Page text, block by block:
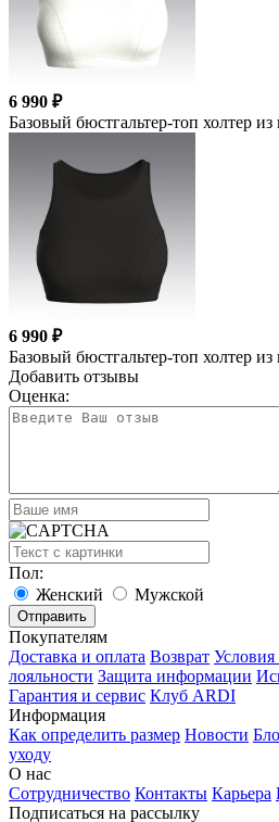
6 990 ₽
Базовый бюстгальтер-топ холтер
6 990 ₽
Базовый бюстгальтер-топ холтер
Добавить отзывы
Оценка:
Пол:
Женский
Мужской
Покупателям
Доставка и оплата Возврат Условия
лояльности Защита информации
Гарантия и сервис Клуб ARDI
Информация
Как определить размер Новости
уходу
О нас
Сотрудничество Контакты Карьера
Подписаться на рассылку